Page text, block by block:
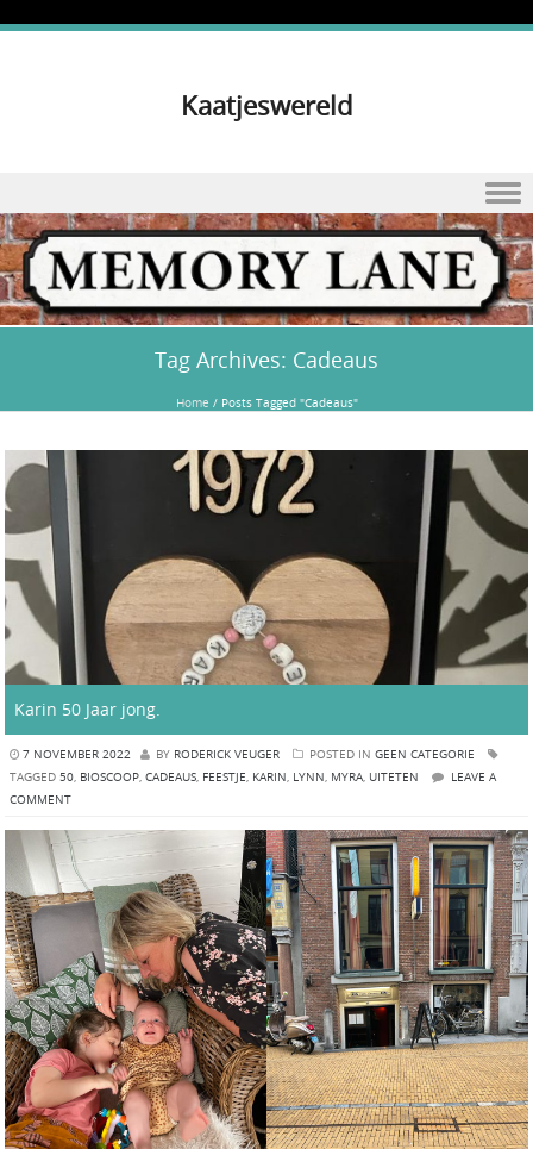
Kaatjeswereld
Skip to content
Tag Archives: Cadeaus
Home / Posts Tagged "Cadeaus"
Karin 50 Jaar jong.
7 NOVEMBER 2022 BY RODERICK VEUGER POSTED IN GEEN CATEGORIE
TAGGED 50, BIOSCOOP, CADEAUS, FEESTJE, KARIN, LYNN, MYRA, UITETEN
LEAVE A
COMMENT